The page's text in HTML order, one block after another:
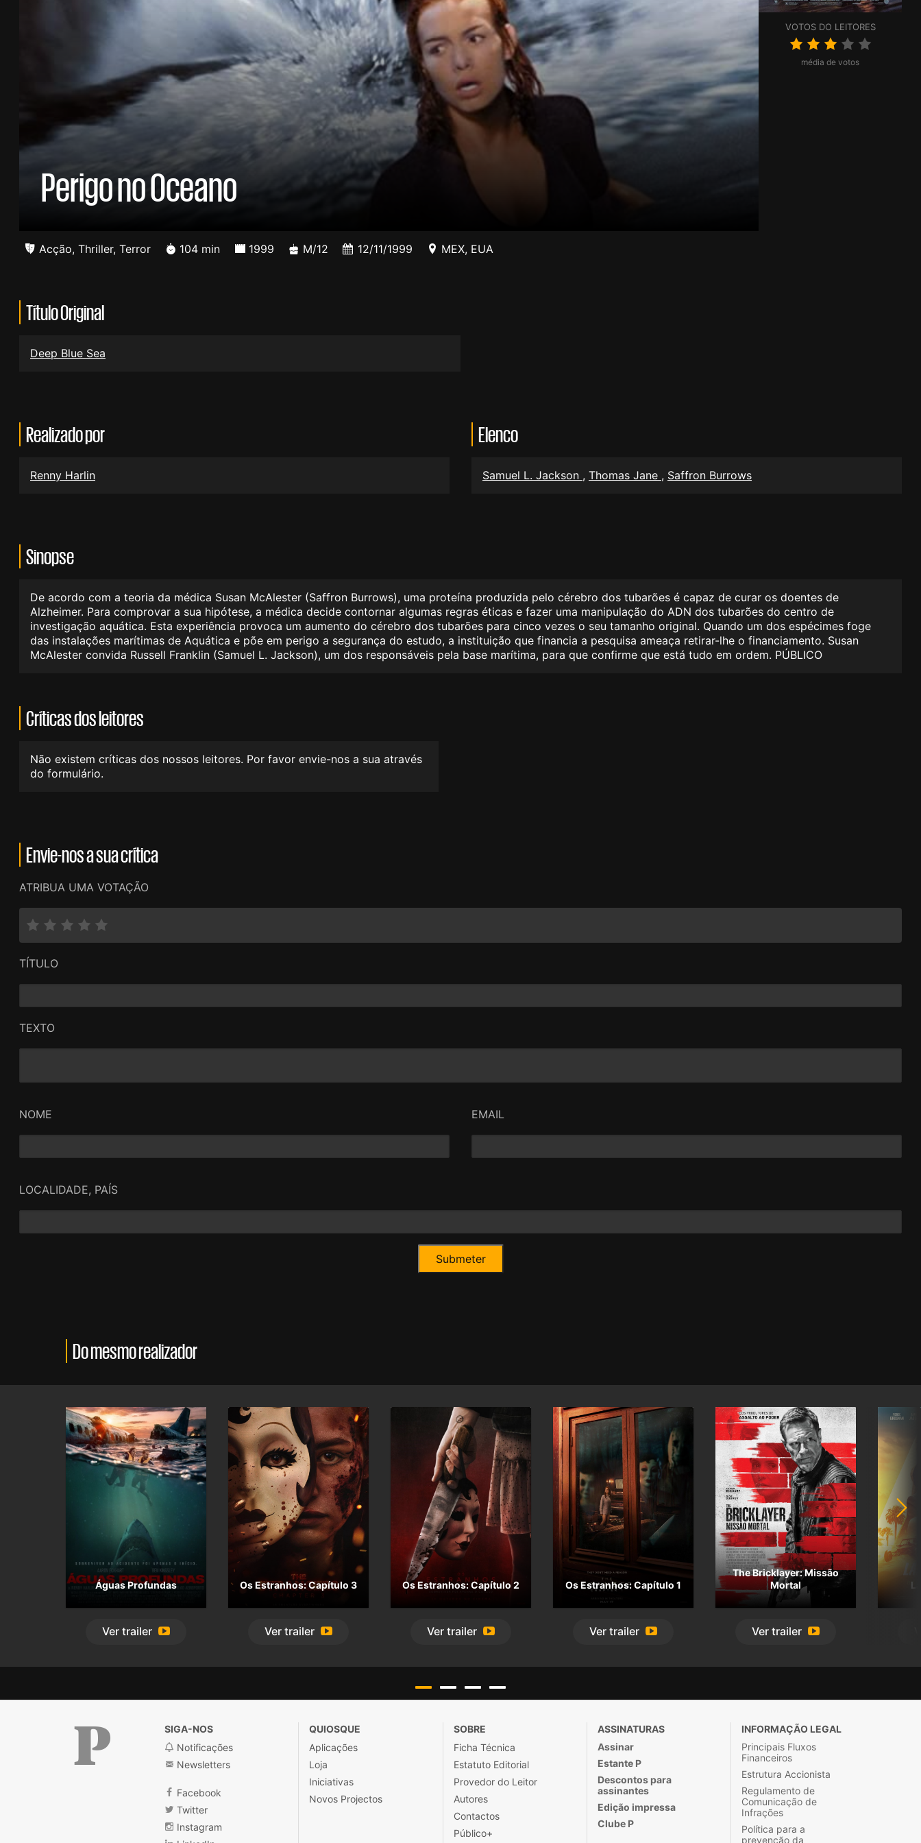
Perigo no Oceano
VOTOS DO LEITORES
média de votos
Acção, Thriller, Terror 104 min 1999 M/12 12/11/1999 MEX, EUA
Título Original
Deep Blue Sea
Realizado por
Renny Harlin
Elenco
Samuel L. Jackson , Thomas Jane , Saffron Burrows
Sinopse
De acordo com a teoria da médica Susan McAlester (Saffron Burrows), uma proteína produzida pelo cérebro dos tubarões é capaz de curar os doentes de
Alzheimer. Para comprovar a sua hipótese, a médica decide contornar algumas regras éticas e fazer uma manipulação do ADN dos tubarões do centro de
investigação aquática. Esta experiência provoca um aumento do cérebro dos tubarões para cinco vezes o seu tamanho original. Quando um dos espécimes foge
das instalações marítimas de Aquática e põe em perigo a segurança do estudo, a instituição que financia a pesquisa ameaça retirar-lhe o financiamento. Susan
McAlester convida Russell Franklin (Samuel L. Jackson), um dos responsáveis pela base marítima, para que confirme que está tudo em ordem. PÚBLICO
Críticas dos leitores
Não existem críticas dos nossos leitores. Por favor envie-nos a sua através
do formulário.
Envie-nos a sua crítica
ATRIBUA UMA VOTAÇÃO
TÍTULO
TEXTO
NOME EMAIL
LOCALIDADE, PAÍS
Do mesmo realizador
Águas Profundas
Ver trailer
Os Estranhos: Capítulo 3
Ver trailer
Os Estranhos: Capítulo 2
Ver trailer
Os Estranhos: Capítulo 1
Ver trailer
The Bricklayer: Missão
Mortal
Ver trailer
Público
SIGA-NOS
Notificações
Newsletters
Facebook
Twitter
Instagram
QUIOSQUE
Aplicações
Loja
Iniciativas
Novos Projectos
SOBRE
Ficha Técnica
Estatuto Editorial
Provedor do Leitor
Autores
Contactos
Público+
ASSINATURAS
Assinar
Estante P
Descontos para
assinantes
Edição impressa
Clube P
INFORMAÇÃO LEGAL
Principais Fluxos
Financeiros
Estrutura Accionista
Regulamento de
Comunicação de
Infrações
Política para a
prevenção da